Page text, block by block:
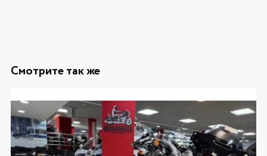
Смотрите так же